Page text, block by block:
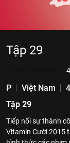
Tập 29
P Việt Nam
Tập 29
Tiếp nối sự thành
Vitamin Cười 2015